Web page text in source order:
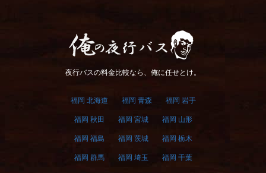
俺の夜行バス
夜行バスの料金比較なら、俺に任せとけ。
福岡 北海道 福岡 青森 福岡 岩手
福岡 秋田 福岡 宮城 福岡 山形
福岡 福島 福岡 茨城 福岡 栃木
福岡 群馬 福岡 埼玉 福岡 千葉